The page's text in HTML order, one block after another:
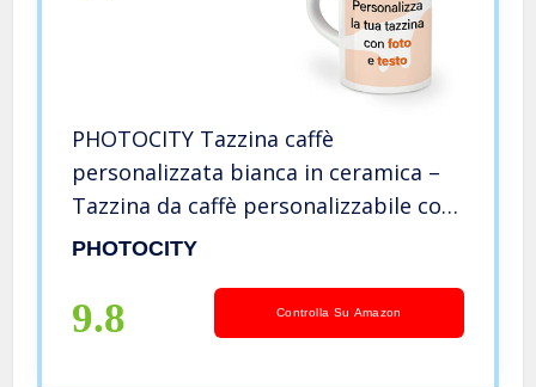
PHOTOCITY Tazzina caffè
personalizzata bianca in ceramica –
Tazzina da caffè personalizzabile con
foto e testo
PHOTOCITY
9.8 Controlla Su Amazon